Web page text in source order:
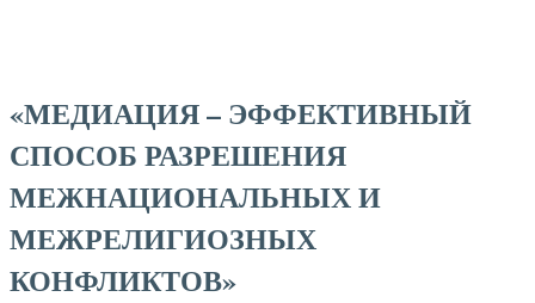
«МЕДИАЦИЯ – ЭФФЕКТИВНЫЙ
СПОСОБ РАЗРЕШЕНИЯ
МЕЖНАЦИОНАЛЬНЫХ И
МЕЖРЕЛИГИОЗНЫХ
КОНФЛИКТОВ»